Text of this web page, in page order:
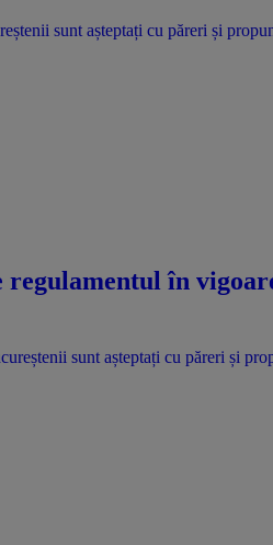
sunt așteptați cu păreri și
regulamentul în